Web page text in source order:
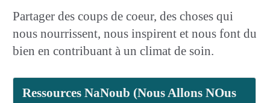
Partager des coups de coeur, des choses qui
nous nourrissent, nous inspirent et nous font du
bien en contribuant à un climat de soin.
Ressources NaNoub (Nous Allons NOus